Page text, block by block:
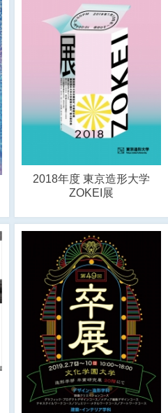
2018年度 東京造形大学
ZOKEI展